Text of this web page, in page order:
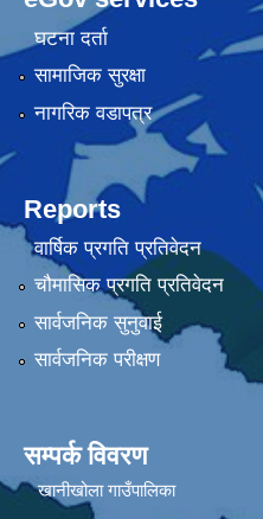
घटना दर्ता
सामाजिक सुरक्षा
नागरिक वडापत्र
Reports
वार्षिक प्रगति प्रतिवेदन
चौमासिक प्रगति प्रतिवेदन
सार्वजनिक सुनुवाई
सार्वजनिक परीक्षण
सम्पर्क विवरण
खानीखोला गाउँपालिका